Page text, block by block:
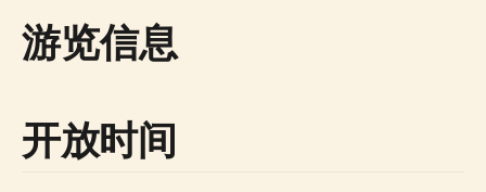
游览信息
开放时间